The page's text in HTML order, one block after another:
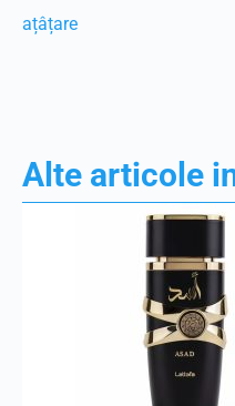
ațâțare
Alte articole